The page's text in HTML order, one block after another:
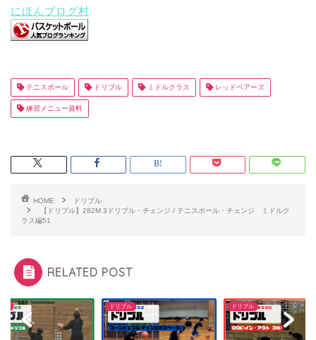
にほんブログ村
テニスボール ドリブル ミドルクラス レッドベアーズ
練習メニュー資料
HOME
ドリブル
【ドリブル】282M 3ドリブル・チェンジ / テニスボール・チェンジ ミドルク
ラス編51
RELATED POST
ドリブル ドリブル